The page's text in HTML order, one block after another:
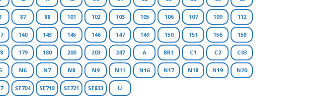
87 88 101 102 103 105 106 107 109 112
140 143 145 146 147 149 150 151 156 158
179 180 200 203 247 A BR1 C1 C2 C03
N6 N7 N8 N9 N11 N16 N17 N18 N19 N20
SE704 SE718 SE721 SE833 U